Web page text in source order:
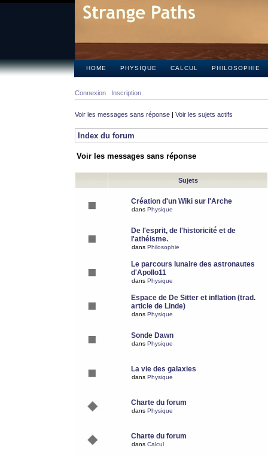
HOME PHYSIQUE CALCUL PHILOSOPHIE
Connexion Inscription
Voir les messages sans réponse | Voir les sujets actifs
Index du forum
Voir les messages sans réponse
Sujets
Création d'un Wiki sur l'Arche
dans Physique
De l'esprit, de l'historicité et de
l'athéisme.
dans Philosophie
Le parcours lunaire des astronautes
d'Apollo11
dans Physique
Espace de De Sitter et inflation (trad.
article de Linde)
dans Physique
Sonde Dawn
dans Physique
La vie des galaxies
dans Physique
Charte du forum
dans Physique
Charte du forum
dans Calcul